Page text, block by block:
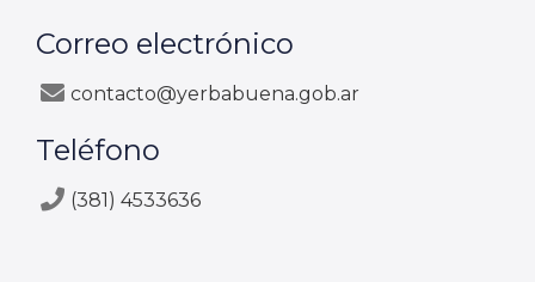
Correo electrónico
contacto@yerbabuena.gob.ar
Teléfono
(381) 4533636